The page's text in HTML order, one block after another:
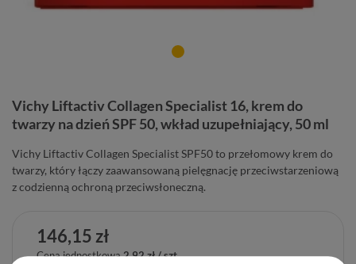
Vichy Liftactiv Collagen Specialist 16, krem do
twarzy na dzień SPF 50, wkład uzupełniający, 50 ml
Vichy Liftactiv Collagen Specialist SPF50 to przełomowy krem do
twarzy, który łączy zaawansowaną pielęgnację przeciwstarzeniową
z codzienną ochroną przeciwsłoneczną.
146,15 zł
Cena jednostkowa2,92 zł / szt.